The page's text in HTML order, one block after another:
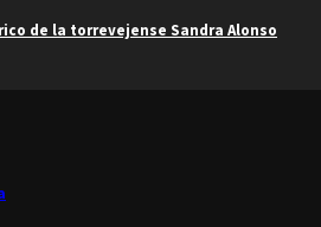
de la torrevejense Sandra Alonso